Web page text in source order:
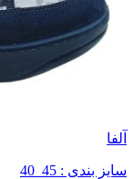
آلفا
سایز بندی : 45_40